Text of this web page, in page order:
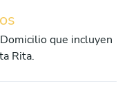
que incluyen
Rita.